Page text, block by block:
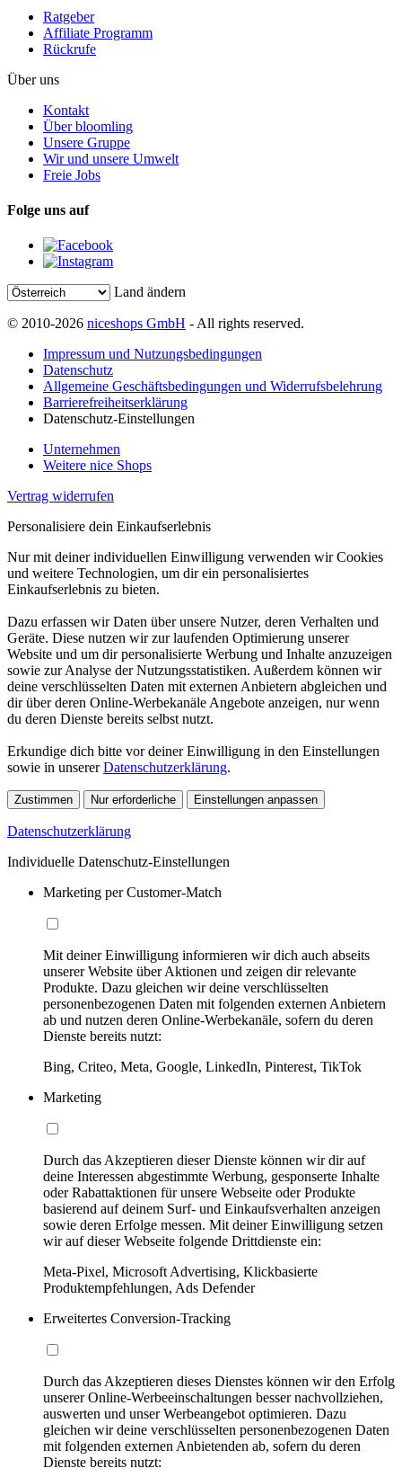
Ratgeber
Affiliate Programm
Rückrufe
Über uns
Kontakt
Über bloomling
Unsere Gruppe
Wir und unsere Umwelt
Freie Jobs
Folge uns auf
Land ändern
© 2010-2026 niceshops GmbH - All rights reserved.
Impressum und Nutzungsbedingungen
Datenschutz
Allgemeine Geschäftsbedingungen und Widerrufsbelehrung
Barrierefreiheitserklärung
Datenschutz-Einstellungen
Unternehmen
Weitere nice Shops
Vertrag widerrufen
Personalisiere dein Einkaufserlebnis
Nur mit deiner individuellen Einwilligung verwenden wir Cookies
und weitere Technologien, um dir ein personalisiertes
Einkaufserlebnis zu bieten.
Dazu erfassen wir Daten über unsere Nutzer, deren Verhalten und
Geräte. Diese nutzen wir zur laufenden Optimierung unserer
Website und um dir personalisierte Werbung und Inhalte anzuzeigen
sowie zur Analyse der Nutzungsstatistiken. Außerdem können wir
deine verschlüsselten Daten mit externen Anbietern abgleichen und
dir über deren Online-Werbekanäle Angebote anzeigen, nur wenn
du deren Dienste bereits selbst nutzt.
Erkundige dich bitte vor deiner Einwilligung in den Einstellungen
sowie in unsererDatenschutzerklärung.
Zustimmen Nur erforderliche Einstellungen anpassen
Datenschutzerklärung
Individuelle Datenschutz-Einstellungen
Marketing per Customer-Match
Mit deiner Einwilligung informieren wir dich auch abseits
unserer Website über Aktionen und zeigen dir relevante
Produkte. Dazu gleichen wir deine verschlüsselten
personenbezogenen Daten mit folgenden externen Anbietern
ab und nutzen deren Online-Werbekanäle, sofern du deren
Dienste bereits nutzt:
Bing, Criteo, Meta, Google, LinkedIn, Pinterest, TikTok
Marketing
Durch das Akzeptieren dieser Dienste können wir dir auf
deine Interessen abgestimmte Werbung, gesponserte Inhalte
oder Rabattaktionen für unsere Webseite oder Produkte
basierend auf deinem Surf- und Einkaufsverhalten anzeigen
sowie deren Erfolge messen. Mit deiner Einwilligung setzen
wir auf dieser Webseite folgende Drittdienste ein:
Meta-Pixel, Microsoft Advertising, Klickbasierte
Produktempfehlungen, Ads Defender
Erweitertes Conversion-Tracking
Durch das Akzeptieren dieses Dienstes können wir den Erfolg
unserer Online-Werbeeinschaltungen besser nachvollziehen,
auswerten und unser Werbeangebot optimieren. Dazu
gleichen wir deine verschlüsselten personenbezogenen Daten
mit folgenden externen Anbietenden ab, sofern du deren
Dienste bereits nutzt: